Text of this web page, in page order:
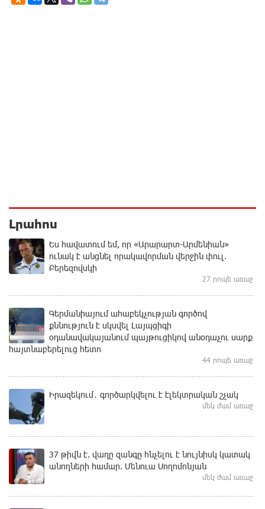
Լրահոս
Ես հավատում եմ, որ «Արարարտ-Արմենիան»
ունակ է անցնել որակավորման վերջին փուլ.
Բերեզովսկի
27 րոպե առաջ
Գերմանիայում ահաբեկչության գործով
քննություն է սկսվել Լայպցիգի
օդանավակայանում պայթուցիկով անօդաչու սարք
հայտնաբերելուց հետո
44 րոպե առաջ
Իրազեկում․ գործարկվելու է էլեկտրական շչակ
մեկ ժամ առաջ
37 թիվն է. վաղը զանգը հնչելու է նույնիսկ կատակ
անողների համար. Մենուա Սողոմոնյան
մեկ ժամ առաջ